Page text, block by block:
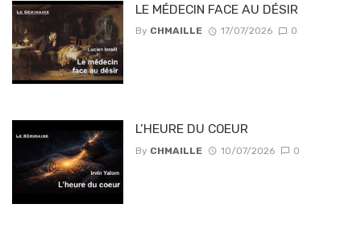
LE MÉDECIN FACE AU DÉSIR
By CHMAILLE 17/07/2026 0
L’HEURE DU COEUR
By CHMAILLE 10/07/2026 0